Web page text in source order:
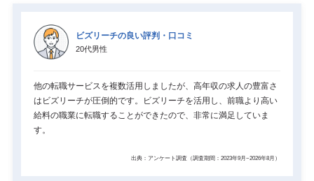
ビズリーチの良い評判・口コミ
20代男性
他の転職サービスを複数活用しましたが、高年収の求人の豊富さ
はビズリーチが圧倒的です。ビズリーチを活用し、前職より高い
給料の職業に転職することができたので、非常に満足していま
す。
出典：アンケート調査（調査期間：2023年9月~2026年8月）